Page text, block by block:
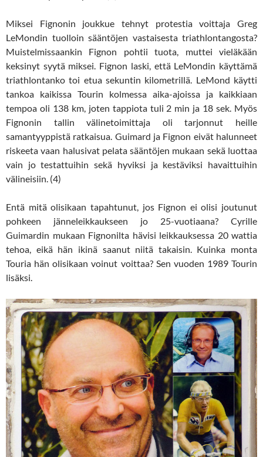
Miksei Fignonin joukkue tehnyt protestia voittaja Greg
LeMondin tuolloin sääntöjen vastaisesta triathlontangosta?
Muistelmissaankin Fignon pohtii tuota, muttei vieläkään
keksinyt syytä miksei. Fignon laski, että LeMondin käyttämä
triathlontanko toi etua sekuntin kilometrillä. LeMond käytti
tankoa kaikissa Tourin kolmessa aika-ajoissa ja kaikkiaan
tempoa oli 138 km, joten tappiota tuli 2 min ja 18 sek. Myös
Fignonin tallin välinetoimittaja oli tarjonnut heille
samantyyppistä ratkaisua. Guimard ja Fignon eivät halunneet
riskeeta vaan halusivat pelata sääntöjen mukaan sekä luottaa
vain jo testattuihin sekä hyviksi ja kestäviksi havaittuihin
välineisiin. (4)
Entä mitä olisikaan tapahtunut, jos Fignon ei olisi joutunut
pohkeen jänneleikkaukseen jo 25-vuotiaana? Cyrille
Guimardin mukaan Fignonilta hävisi leikkauksessa 20 wattia
tehoa, eikä hän ikinä saanut niitä takaisin. Kuinka monta
Touria hän olisikaan voinut voittaa? Sen vuoden 1989 Tourin
lisäksi.